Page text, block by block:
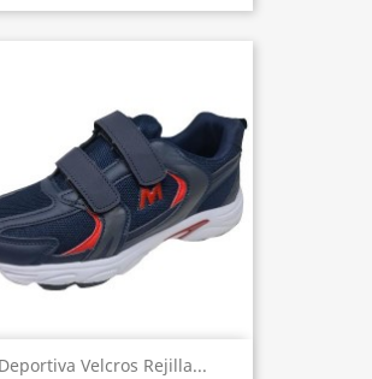
Deportiva Velcros Rejilla...